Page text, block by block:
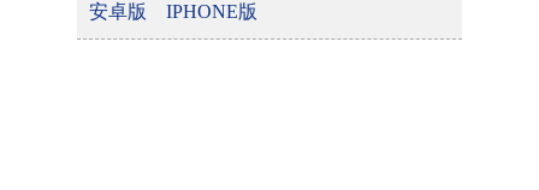
安卓版
IPHONE版